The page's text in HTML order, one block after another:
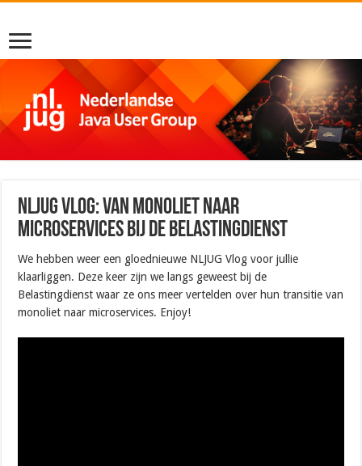
NLJUG Vlog: Van monoliet naar
microservices bij de Belastingdienst
We hebben weer een gloednieuwe NLJUG Vlog voor jullie
klaarliggen. Deze keer zijn we langs geweest bij de
Belastingdienst waar ze ons meer vertelden over hun transitie van
monoliet naar microservices. Enjoy!